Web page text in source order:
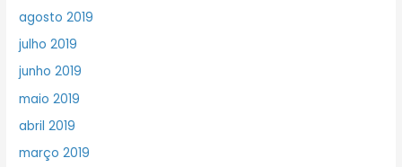
agosto 2019
julho 2019
junho 2019
maio 2019
abril 2019
março 2019